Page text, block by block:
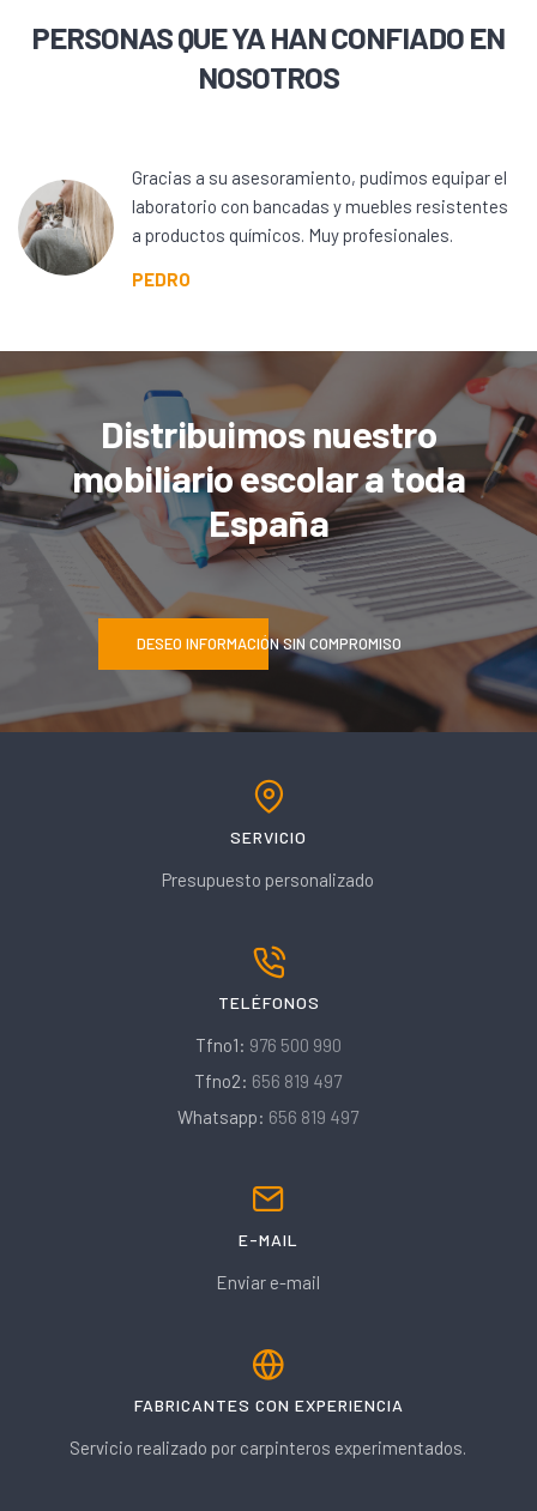
PERSONAS QUE YA HAN CONFIADO EN
NOSOTROS
Gracias a su asesoramiento, pudimos equipar el
laboratorio con bancadas y muebles resistentes
a productos químicos. Muy profesionales.
PEDRO
Distribuimos nuestro
mobiliario escolar a toda
España
DESEO INFORMACIÓN SIN COMPROMISO
SERVICIO
Presupuesto personalizado
TELÉFONOS
Tfno1: 976 500 990
Tfno2: 656 819 497
Whatsapp: 656 819 497
E-MAIL
Enviar e-mail
FABRICANTES CON EXPERIENCIA
Servicio realizado por carpinteros experimentados.